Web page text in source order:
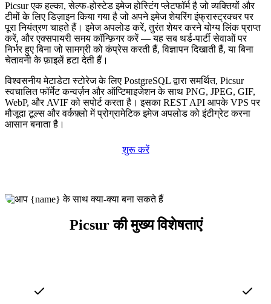
Picsur एक हल्का, सेल्फ-होस्टेड इमेज होस्टिंग प्लेटफॉर्म है जो व्यक्तियों और
टीमों के लिए डिज़ाइन किया गया है जो अपने इमेज शेयरिंग इंफ्रास्ट्रक्चर पर
पूरा नियंत्रण चाहते हैं। इमेज अपलोड करें, तुरंत शेयर करने योग्य लिंक प्राप्त
करें, और एक्सपायरी समय कॉन्फ़िगर करें — यह सब थर्ड-पार्टी सेवाओं पर
निर्भर हुए बिना जो सामग्री को कंप्रेस करती हैं, विज्ञापन दिखाती हैं, या बिना
चेतावनी के फ़ाइलें हटा देती हैं।
विश्वसनीय मेटाडेटा स्टोरेज के लिए PostgreSQL द्वारा समर्थित, Picsur
स्वचालित फॉर्मेट कन्वर्ज़न और ऑप्टिमाइजेशन के साथ PNG, JPEG, GIF,
WebP, और AVIF को सपोर्ट करता है। इसका REST API आपके VPS पर
मौजूदा टूल्स और वर्कफ़्लो में प्रोग्रामेटिक इमेज अपलोड को इंटीग्रेट करना
आसान बनाता है।
शुरू करें
Picsur की मुख्य विशेषताएं